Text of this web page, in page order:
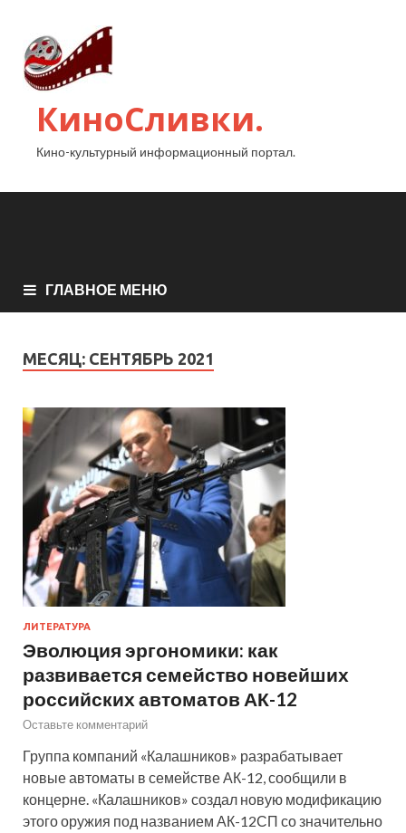
КиноСливки.
Кино-культурный информационный портал.
ГЛАВНОЕ МЕНЮ
МЕСЯЦ: СЕНТЯБРЬ 2021
ЛИТЕРАТУРА
Эволюция эргономики: как
развивается семейство новейших
российских автоматов АК-12
Оставьте комментарий
Группа компаний «Калашников» разрабатывает
новые автоматы в семействе АК-12, сообщили в
концерне. «Калашников» создал новую модификацию
этого оружия под названием АК-12СП со значительно